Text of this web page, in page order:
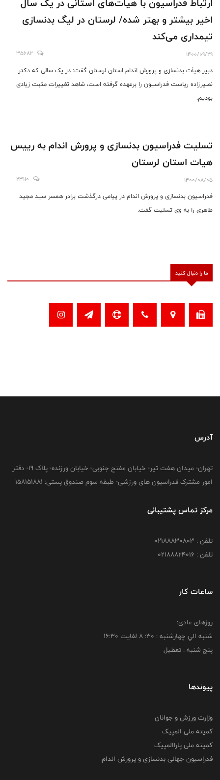
اخیر بیشتر و بهتر شده/ لرستان در لیگ بدنسازی
تیمداری می‌کند
1400/09/29
35682
دبیر هیأت بدنسازی و پرورش اندام استان لرستان گفت: در یک سالی که دکتر
نصیرزاده ریاست فدراسیون را برعهده گرفته است، شاهد تغییرات مثبت زیادی
بودیم.
تسلیت فدراسیون بدنسازی و پرورش اندام به رییس
هیات استان لرستان
1400/08/05
23110
فدراسیون بدنسازی و پرورش اندام در پیامی درگذشت برادر همسر سید مجید
طاهری را به وی تسلیت گفت.
ما را دنبال کنید
آدرس
تهران- میدان هفت تیر- خیابان مفتح جنوبی- خیابان ورزنده- پلاک 19- دفتر
امور مشترک فدراسیون های ورزشی- طبقه سوم صندوق پستی: 158151881
مرکز تماس پشتیبانی
تلفن : 02188830803
تلفن : 02188824016
ساعات کار
روزهای عادی:
شنبه الي چهارشنبه : 30: 8 لغايت 16:30
پنج شنبه : تعطیل
پیوندها
وزارت ورزش و جوانان
کمیته ملی المپیک
کمیته ملی پاراالمپیک
فدراسیون جهانی بدنسازی و پرورش اندام